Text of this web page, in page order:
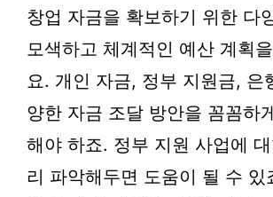
창업 자금을 확보하기 위한 다
모색하고 체계적인 예산 계획
요. 개인 자금, 정부 지원금, 은
양한 자금 조달 방안을 꼼꼼하
해야 하죠. 정부 지원 사업에
리 파악해두면 도움이 될 수 있